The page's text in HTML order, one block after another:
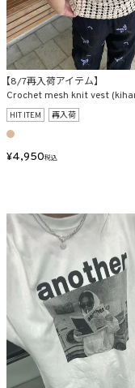
【8/7再入荷アイテム】
Crochet mesh knit vest
HIT ITEM 再入荷
¥4,950税込